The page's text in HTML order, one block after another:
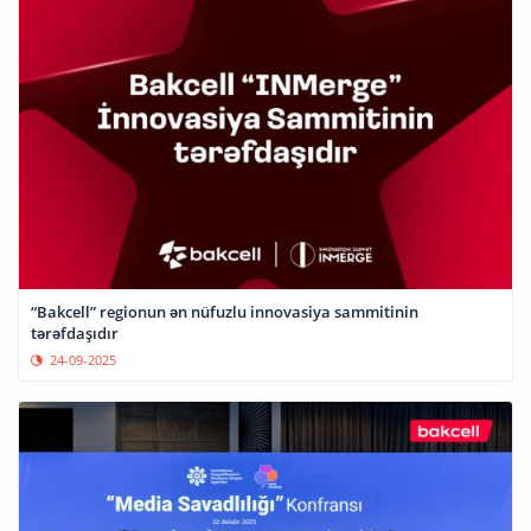
“Bakcell” regionun ən nüfuzlu innovasiya sammitinin
tərəfdaşıdır
24-09-2025